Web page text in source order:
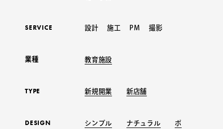
SERVICE 設計 施工 PM 撮影
業種 教育施設
TYPE 新規開業 新店舗
DESIGN シンプル ナチュラル
ポ